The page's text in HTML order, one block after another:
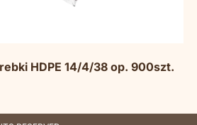
HDPE 14/4/38 op. 900szt.